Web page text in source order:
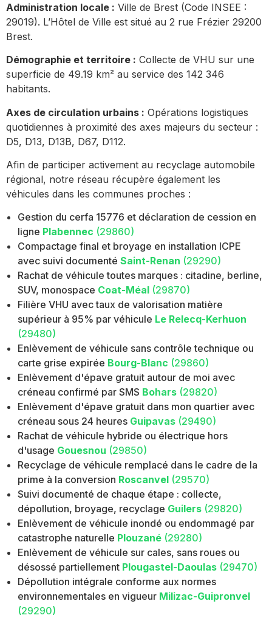
Administration locale : Ville de Brest (Code INSEE :
29019). L’Hôtel de Ville est situé au 2 rue Frézier 29200
Brest.
Démographie et territoire : Collecte de VHU sur une
superficie de 49.19 km² au service des 142 346
habitants.
Axes de circulation urbains : Opérations logistiques
quotidiennes à proximité des axes majeurs du secteur :
D5, D13, D13B, D67, D112.
Afin de participer activement au recyclage automobile
régional, notre réseau récupère également les
véhicules dans les communes proches :
Gestion du cerfa 15776 et déclaration de cession en
ligne Plabennec (29860)
Compactage final et broyage en installation ICPE
avec suivi documenté Saint-Renan (29290)
Rachat de véhicule toutes marques : citadine, berline,
SUV, monospace Coat-Méal (29870)
Filière VHU avec taux de valorisation matière
supérieur à 95% par véhicule Le Relecq-Kerhuon
(29480)
Enlèvement de véhicule sans contrôle technique ou
carte grise expirée Bourg-Blanc (29860)
Enlèvement d'épave gratuit autour de moi avec
créneau confirmé par SMS Bohars (29820)
Enlèvement d'épave gratuit dans mon quartier avec
créneau sous 24 heures Guipavas (29490)
Rachat de véhicule hybride ou électrique hors
d'usage Gouesnou (29850)
Recyclage de véhicule remplacé dans le cadre de la
prime à la conversion Roscanvel (29570)
Suivi documenté de chaque étape : collecte,
dépollution, broyage, recyclage Guilers (29820)
Enlèvement de véhicule inondé ou endommagé par
catastrophe naturelle Plouzané (29280)
Enlèvement de véhicule sur cales, sans roues ou
désossé partiellement Plougastel-Daoulas (29470)
Dépollution intégrale conforme aux normes
environnementales en vigueur Milizac-Guipronvel
(29290)